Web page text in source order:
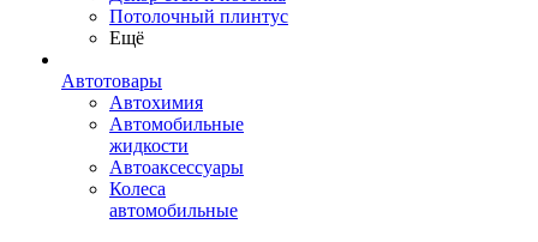
Потолочный плинтус
Ещё
Автотовары
Автохимия
Автомобильные
жидкости
Автоаксессуары
Колеса
автомобильные